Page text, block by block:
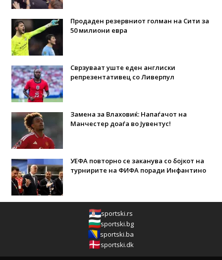
Продаден резервниот голман на Сити за
50 милиони евра
Сврзуваат уште еден англиски
репрезентативец со Ливерпул
Замена за Влаховиќ: Напаѓачот на
Манчестер доаѓа во Јувентус!
УЕФА повторно се заканува со бојкот на
турнирите на ФИФА поради Инфантино
sportski.rs
sportski.bg
sportski.ba
sportski.dk